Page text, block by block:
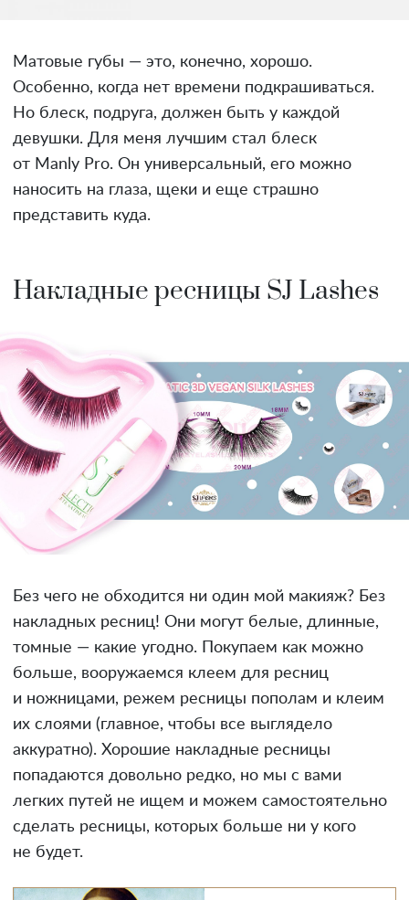
Матовые губы — это, конечно, хорошо.
Особенно, когда нет времени подкрашиваться.
Но блеск, подруга, должен быть у каждой
девушки. Для меня лучшим стал блеск
от Manly Pro. Он универсальный, его можно
наносить на глаза, щеки и еще страшно
представить куда.
Накладные ресницы SJ Lashes
Без чего не обходится ни один мой макияж? Без
накладных ресниц! Они могут белые, длинные,
томные — какие угодно. Покупаем как можно
больше, вооружаемся клеем для ресниц
и ножницами, режем ресницы пополам и клеим
их слоями (главное, чтобы все выглядело
аккуратно). Хорошие накладные ресницы
попадаются довольно редко, но мы с вами
легких путей не ищем и можем самостоятельно
сделать ресницы, которых больше ни у кого
не будет.